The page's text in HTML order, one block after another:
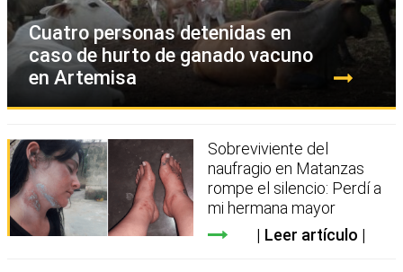
Cuatro personas detenidas en
caso de hurto de ganado vacuno
en Artemisa
Sobreviviente del
naufragio en Matanzas
rompe el silencio: Perdí a
mi hermana mayor
Leer artículo